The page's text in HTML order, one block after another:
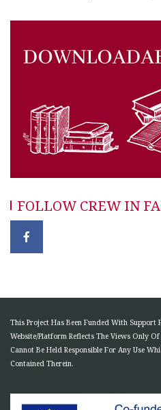
FOLLOW CREW IN
This Project Has Been Funded With Support
Website/Platform Reflects The Views Only
Cannot Be Held Responsible For Any Use
Contained Therein.